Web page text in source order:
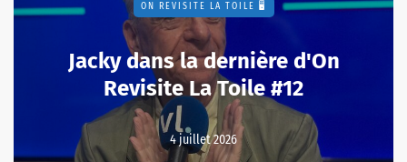
ON REVISITE LA TOILE 🖥️
Jacky dans la dernière d'On
Revisite La Toile #12
4 juillet 2026